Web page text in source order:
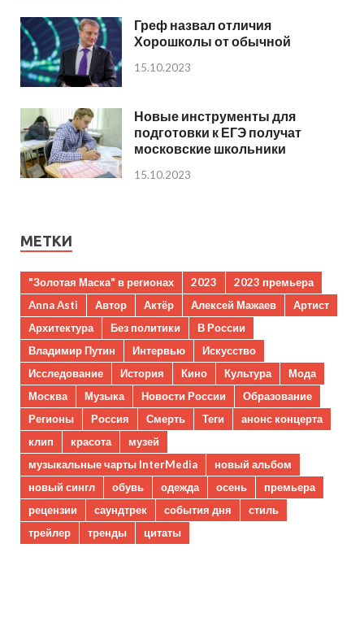
Греф назвал отличия
Хорошколы от обычной
15.10.2023
Новые инструменты для
подготовки к ЕГЭ получат
московские школьники
15.10.2023
МЕТКИ
"Золотая Маска" в регионах 2023
2023 премьера
Anna Asti
Автор Актёр Алексей Мажаев
Артист
Архитектура
Без политики
В России
Владимир Путин
Интервью
Искусство
Исследование
История Кино Культура
Мода
Москва
Музыка Новости России
Образование
Регионы
Россия Смерть Теги
анонс концерта
клип
красота
музей
музыкальные чарты InterMedia
новый альбом
новый сингл
обувь одежда осень
премьера
рецензии
саундтрек события дня
стиль
трейлер
тренды цитаты